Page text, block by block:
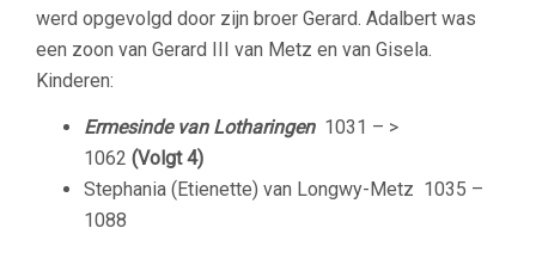
werd opgevolgd door zijn broer Gerard. Adalbert was
een zoon van Gerard III van Metz en van Gisela.
Kinderen:
Ermesinde van Lotharingen 1031 – >
1062 (Volgt 4)
Stephania (Etienette) van Longwy-Metz 1035 –
1088